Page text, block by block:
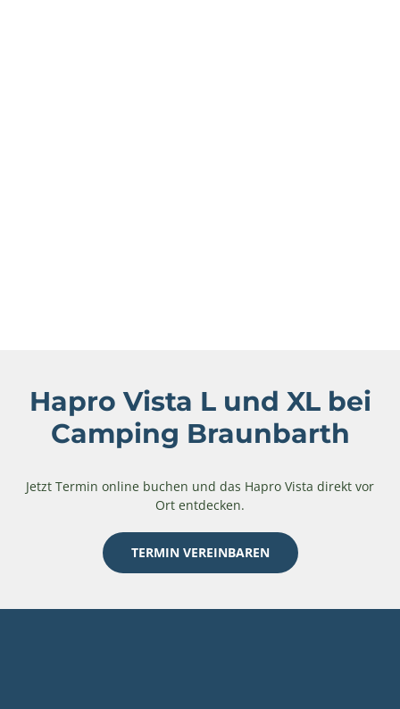
Hapro Vista L und XL bei
Camping Braunbarth
Jetzt Termin online buchen und das Hapro Vista direkt vor
Ort entdecken.
TERMIN VEREINBAREN